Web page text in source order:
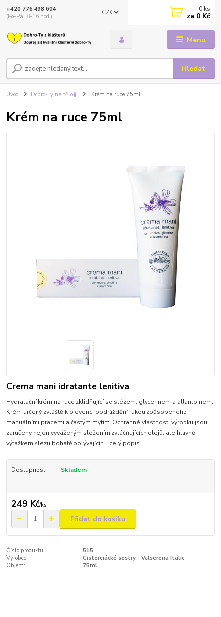
Menu
CZK
Hledat
+420 776 498 604
(Po-Pá, 8-16 hod.)
0 ks
za 0 Kč
Úvod Dobro-Ty na tělo🧴 Krém na ruce 75ml
Krém na ruce 75ml
Crema mani idratante lenitiva
Hydratační krém na ruce zklidňující se slézem, glycerinem a allantoinem.
Krém určený zvláště k prevenci podráždění rukou způsobeného
manuálními pracemi a častým mytím. Ochranné vlastnosti výrobku jsou
zaručeny nejen vyváženým složením zvláčňujících olejů, ale hlavně
výtažkem slézu bohatě oplývajícíh... celý popis
Dostupnost Skladem
249 Kč/ks
Přidat do košíku
Číslo produktu:
515
Výrobce:
Cisterciácké sestry - Valserena Itálie
Objem:
75ml